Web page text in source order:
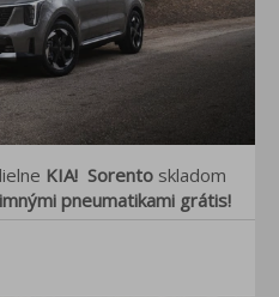
KIA! Sorento skladom
pneumatikami grátis!